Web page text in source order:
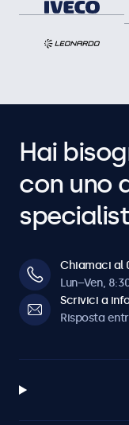
Hai
con uno
Chiamaci al
Lun–Ven,
Scrivici a
Risposta